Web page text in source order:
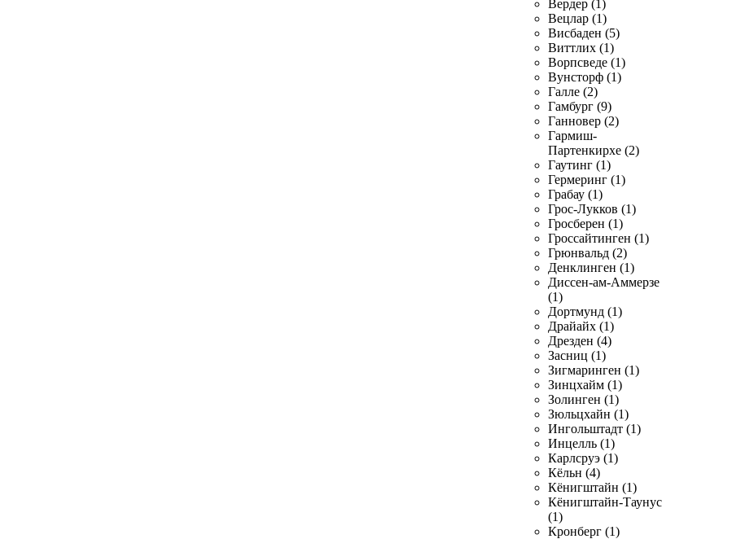
Вердер (1)
Вецлар (1)
Висбаден (5)
Виттлих (1)
Ворпсведе (1)
Вунсторф (1)
Галле (2)
Гамбург (9)
Ганновер (2)
Гармиш-
Партенкирхе (2)
Гаутинг (1)
Гермеринг (1)
Грабау (1)
Грос-Лукков (1)
Гросберен (1)
Гроссайтинген (1)
Грюнвальд (2)
Денклинген (1)
Диссен-ам-Аммерзе
(1)
Дортмунд (1)
Драйайх (1)
Дрезден (4)
Засниц (1)
Зигмаринген (1)
Зинцхайм (1)
Золинген (1)
Зюльцхайн (1)
Ингольштадт (1)
Инцелль (1)
Карлсруэ (1)
Кёльн (4)
Кёнигштайн (1)
Кёнигштайн-Таунус
(1)
Кронберг (1)